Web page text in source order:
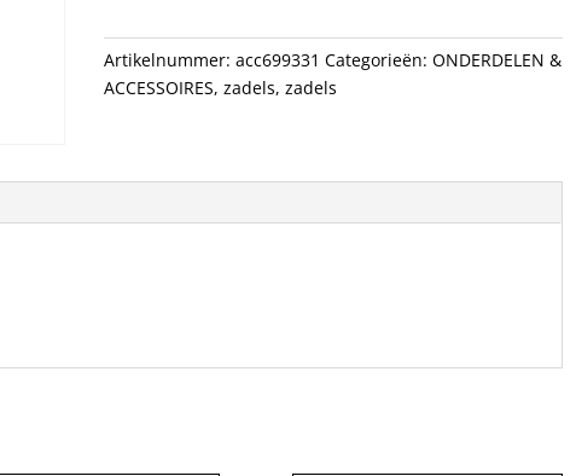
ZW
aantal
Artikelnummer:acc699331 Categorieën:ONDERDELEN &
ACCESSOIRES,zadels,zadels